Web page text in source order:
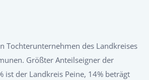
Tochterunternehmen des Landkreises
Größter Anteilseigner der
ist der Landkreis Peine, 14% beträgt